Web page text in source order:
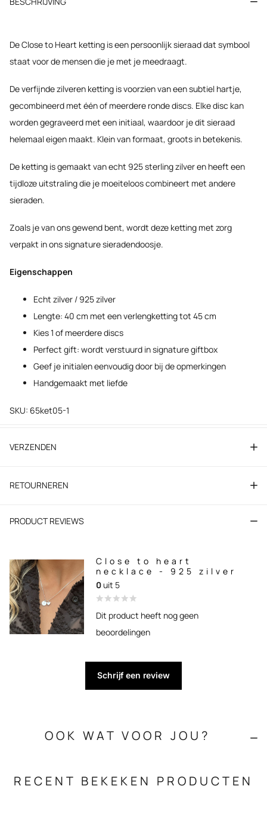
DeClose to Heart ketting is een persoonlijk sieraad dat symbool
staat voor de mensen die je met je meedraagt.
De verfijnde zilveren ketting is voorzien van een subtiel hartje,
gecombineerd met één of meerdere ronde discs. Elke disc kan
worden gegraveerd met een initiaal, waardoor je dit sieraad
helemaal eigen maakt. Klein van formaat, groots in betekenis.
De ketting is gemaakt van echt 925 sterling zilver en heeft een
tijdloze uitstraling die je moeiteloos combineert met andere
sieraden.
Zoals je van ons gewend bent, wordt deze ketting met zorg
verpakt in ons signature sieradendoosje.
Eigenschappen
Echt zilver / 925 zilver
Lengte: 40 cm met een verlengketting tot 45 cm
Kies 1 of meerdere discs
Perfect gift: wordt verstuurd in signature giftbox
Geef je initialen eenvoudig door bij de opmerkingen
Handgemaakt met liefde
SKU: 65ket05-1
VERZENDEN
RETOURNEREN
PRODUCT REVIEWS
Close to heart
necklace - 925 zilver
0uit 5
Dit product heeft nog geen
beoordelingen
Schrijf een review
OOK WAT VOOR JOU?
RECENT BEKEKEN PRODUCTEN